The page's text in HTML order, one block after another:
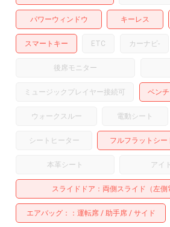
パワーウィンドウ キーレス
スマートキー ETC カーナビ-
後席モニター
ミュージックプレイヤー接続可 ベン
ウォークスルー 電動シート
シートヒーター フルフラットシー
本革シート アイ
スライドドア 両側スライド（左側
エアバッグ： 運転席 助手席 サイド